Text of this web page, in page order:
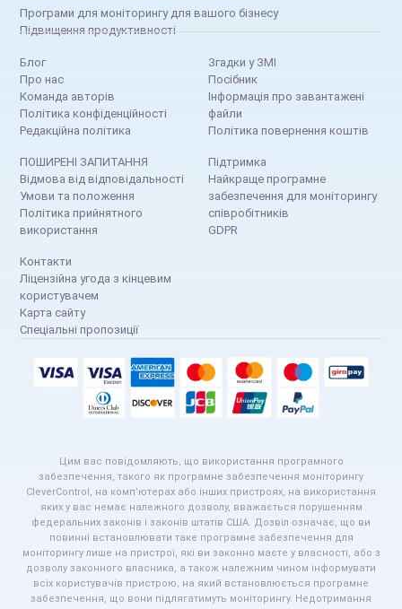
Програми для моніторингу для вашого бізнесу
Підвищення продуктивності
Блог
Про нас
Команда авторів
Політика конфіденційності
Редакційна політика
Згадки у ЗМІ
Посібник
Інформація про завантажені
файли
Політика повернення коштів
ПОШИРЕНІ ЗАПИТАННЯ
Відмова від відповідальності
Умови та положення
Політика прийнятного
використання
Підтримка
Найкраще програмне
забезпечення для моніторингу
співробітників
GDPR
Контакти
Ліцензійна угода з кінцевим
користувачем
Карта сайту
Спеціальні пропозиції
Цим вас повідомляють, що використання програмного
забезпечення, такого як програмне забезпечення моніторингу
CleverControl, на комп’ютерах або інших пристроях, на використання
яких у вас немає належного дозволу, вважається порушенням
федеральних законів і законів штатів США. Дозвіл означає, що ви
повинні встановлювати таке програмне забезпечення для
моніторингу лише на пристрої, які ви законно маєте у власності, або з
дозволу законного власника, а також належним чином інформувати
всіх користувачів пристрою, на який встановлюється програмне
забезпечення, що вони підлягатимуть моніторингу. Недотримання